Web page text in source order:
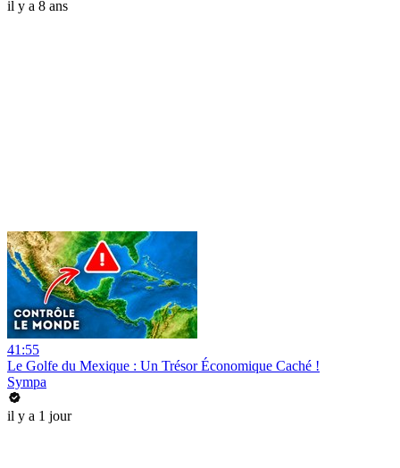
il y a 8 ans
41:55
Le Golfe du Mexique : Un Trésor Économique Caché !
Sympa
il y a 1 jour